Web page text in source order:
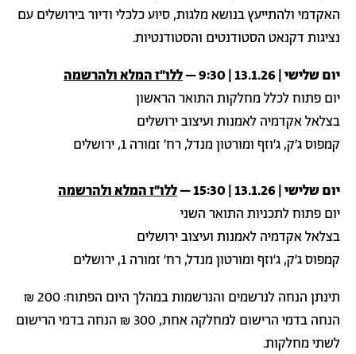
האקדמי ולהתייעץ בנושא מלגות, סיוע כלכלי ודיור בירושלים עם
נציגות דקנאט הסטודנטים והסטודנטיות.
יום שלישי | 13.1.26 | 9:30 –
ללו״ז המלא ולהרשמה
יום פתוח לכלל מחלקות התואר הראשון
בצלאל אקדמיה לאמנות ועיצוב ירושלים
קמפוס ג'ק, ג'וזף ומורטון מנדל, רח' זמורה 1, ירושלים
יום שלישי | 13.1.26 | 15:30 –
ללו״ז המלא ולהרשמה
יום פתוח לתכניות התואר השני
בצלאל אקדמיה לאמנות ועיצוב ירושלים
קמפוס ג'ק, ג'וזף ומורטון מנדל, רח' זמורה 1, ירושלים
תינתן הנחה לנרשמים והנרשמות במהלך היום הפתוח: 200 ₪
הנחה בדמי הרישום למחלקה אחת, 300 ₪ הנחה בדמי הרישום
לשתי מחלקות.